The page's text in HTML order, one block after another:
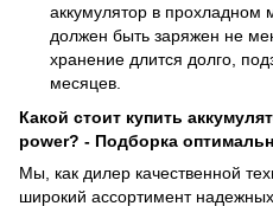
аккумулятор в прохладном
должен быть заряжен не
хранение длится долго,
месяцев.
Какой стоит купить
power? - Подборка
Мы, как дилер качественной
широкий ассортимент